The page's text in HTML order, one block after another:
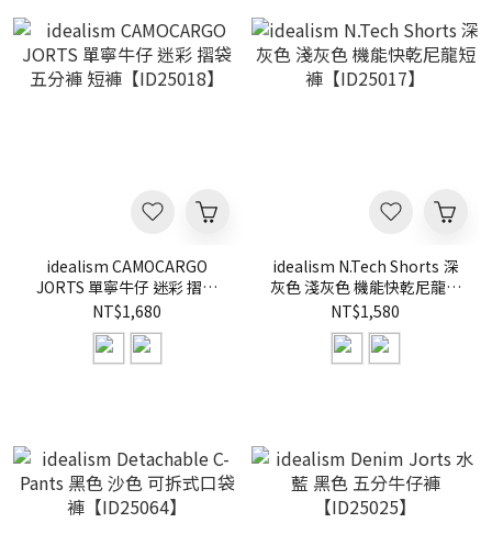
idealism CAMOCARGO
JORTS 單寧牛仔 迷彩 摺袋
五分褲 短褲【ID25018】
NT$1,680
idealism N.Tech Shorts 深
灰色 淺灰色 機能快乾尼龍短
褲【ID25017】
NT$1,580